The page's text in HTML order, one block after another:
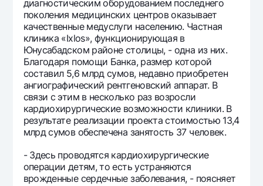
диагностическим оборудованием последнего
поколения медицинских центров оказывает
качественные медуслуги населению. Частная
клиника «Ixlos», функционирующая в
Юнусабадском районе столицы, - одна из них.
Благодаря помощи Банка, размер которой
составил 5,6 млрд сумов, недавно приобретен
ангиографический рентгеновский аппарат. В
связи с этим в несколько раз возросли
кардиохирургические возможности клиники. В
результате реализации проекта стоимостью 13,4
млрд сумов обеспечена занятость 37 человек.
- Здесь проводятся кардиохирургические
операции детям, то есть устраняются
врожденные сердечные заболевания, - поясняет